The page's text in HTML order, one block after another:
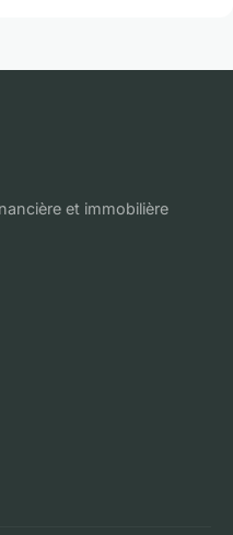
et immobilière